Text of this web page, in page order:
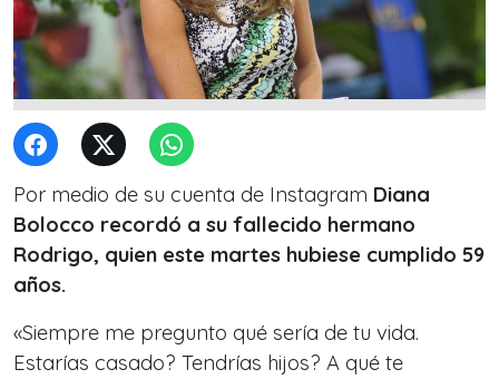
Por medio de su cuenta de Instagram Diana
Bolocco recordó a su fallecido hermano
Rodrigo, quien este martes hubiese cumplido 59
años.
«Siempre me pregunto qué sería de tu vida.
Estarías casado? Tendrías hijos? A qué te